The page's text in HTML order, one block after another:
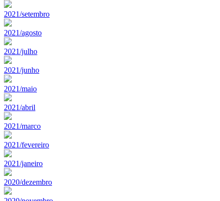
2021/setembro
2021/agosto
2021/julho
2021/junho
2021/maio
2021/abril
2021/marco
2021/fevereiro
2021/janeiro
2020/dezembro